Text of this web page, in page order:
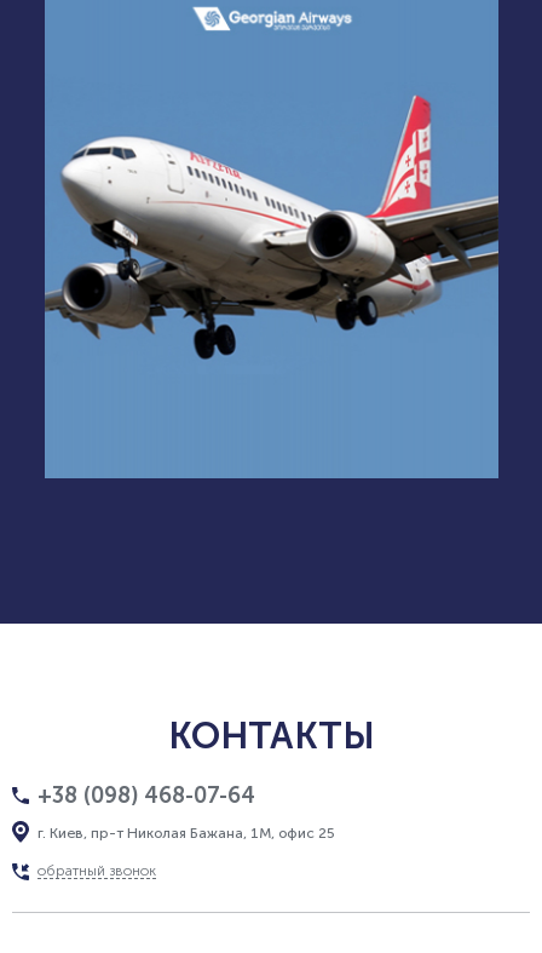
КОНТАКТЫ
+38 (098) 468-07-64
г. Киев, пр-т Николая Бажана, 1М, офис 25
обратный звонок